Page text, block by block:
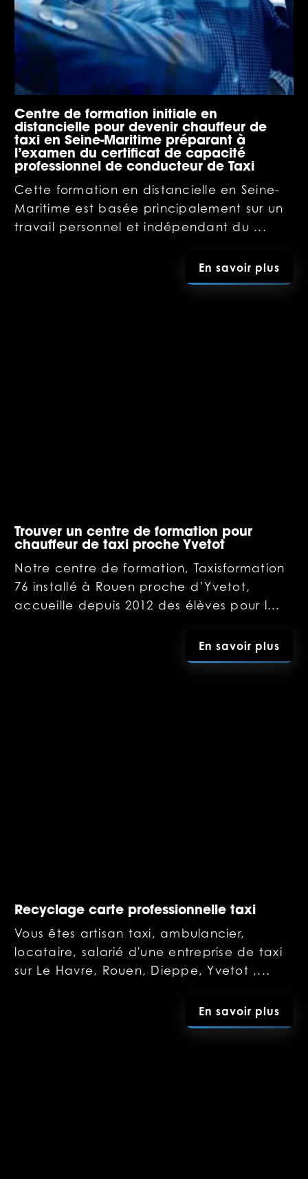
Centre de formation initiale en
distancielle pour devenir chauffeur de
taxi en Seine-Maritime préparant à
l’examen du certificat de capacité
professionnel de conducteur de Taxi
Cette formation en distancielle en Seine-
Maritime est basée principalement sur un
travail personnel et indépendant du ...
En savoir plus
Trouver un centre de formation pour
chauffeur de taxi proche Yvetot
Notre centre de formation, Taxisformation
76 installé à Rouen proche d’Yvetot,
accueille depuis 2012 des élèves pour l...
En savoir plus
Recyclage carte professionnelle taxi
Vous êtes artisan taxi, ambulancier,
locataire, salarié d'une entreprise de taxi
sur Le Havre, Rouen, Dieppe, Yvetot ,...
En savoir plus